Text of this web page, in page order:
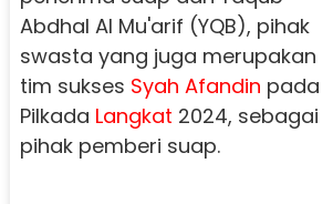
Abdhal Al Mu'arif (YQB), pihak
swasta yang juga merupakan
tim sukses Syah Afandin pada
Pilkada Langkat 2024, sebagai
pihak pemberi suap.